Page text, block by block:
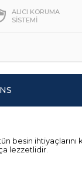
ALICI KORUMA
SİSTEMİ
ihtiyaçlarını
lezzetlidir.